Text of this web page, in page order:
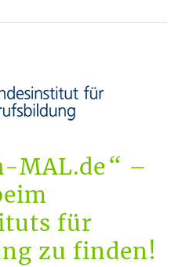
MAL.de“ –
für
zu finden!